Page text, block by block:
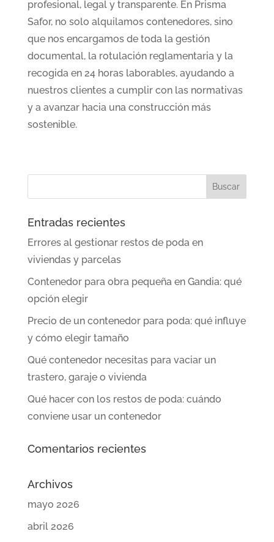
profesional, legal y transparente. En Prisma
Safor, no solo alquilamos contenedores, sino
que nos encargamos de toda la gestión
documental, la rotulación reglamentaria y la
recogida en 24 horas laborables, ayudando a
nuestros clientes a cumplir con las normativas
y a avanzar hacia una construcción más
sostenible.
Entradas recientes
Errores al gestionar restos de poda en
viviendas y parcelas
Contenedor para obra pequeña en Gandia: qué
opción elegir
Precio de un contenedor para poda: qué influye
y cómo elegir tamaño
Qué contenedor necesitas para vaciar un
trastero, garaje o vivienda
Qué hacer con los restos de poda: cuándo
conviene usar un contenedor
Comentarios recientes
Archivos
mayo 2026
abril 2026